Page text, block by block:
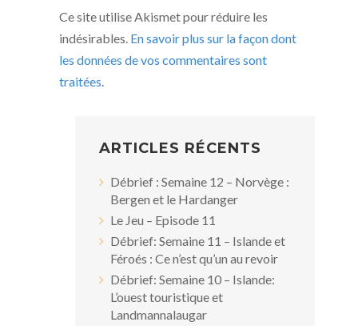
Ce site utilise Akismet pour réduire les
indésirables. En savoir plus sur la façon dont
les données de vos commentaires sont
traitées.
ARTICLES RÉCENTS
Débrief : Semaine 12 – Norvège :
Bergen et le Hardanger
Le Jeu – Episode 11
Débrief: Semaine 11 – Islande et
Féroés : Ce n’est qu’un au revoir
Débrief: Semaine 10 – Islande:
L’ouest touristique et
Landmannalaugar